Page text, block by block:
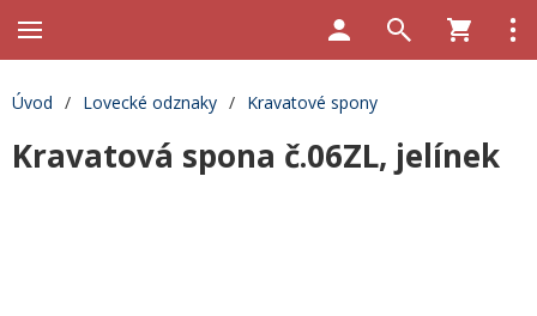
Úvod / Lovecké odznaky / Kravatové spony
Kravatová spona č.06ZL, jelínek